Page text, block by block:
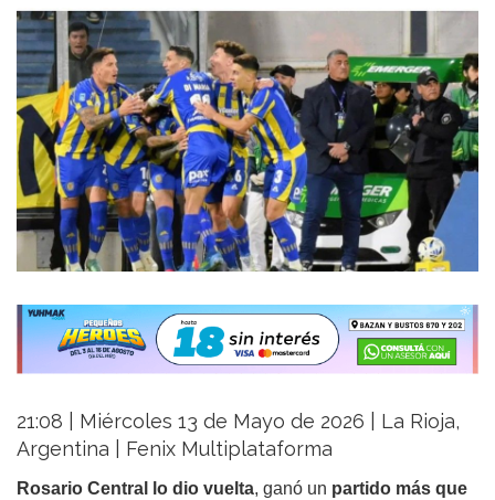
21:08 | Miércoles 13 de Mayo de 2026 | La Rioja,
Argentina | Fenix Multiplataforma
Rosario Central lo dio vuelta, ganó un partido más que